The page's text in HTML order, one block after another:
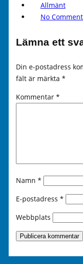
Allmänt
No
Lämna ett
Din e-postadress
fält är märkta *
Kommentar *
Namn *
E-postadress *
Webbplats